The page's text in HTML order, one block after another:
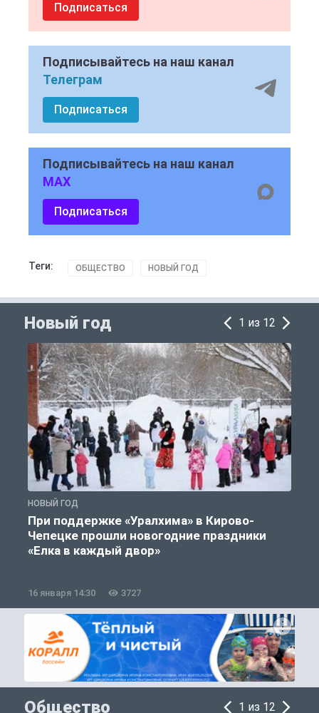
Подписаться
Подписывайтесь на наш канал
Телеграм
Подписаться
Подписывайтесь на наш канал
MAX
Подписаться
Теги: ОБЩЕСТВО НОВЫЙ ГОД
Новый год 1 из 12
НОВЫЙ ГОД
При поддержке «Уралхима» в Кирово-
Чепецке прошли новогодние праздники
«Елка в каждый двор»
16 января 14:30 3727
Общество 1 из 12